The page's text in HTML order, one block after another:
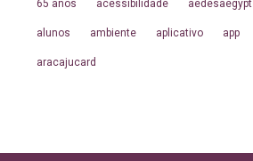
65 anos acessibilidade aedesaegypt
alunos ambiente aplicativo app
aracajucard